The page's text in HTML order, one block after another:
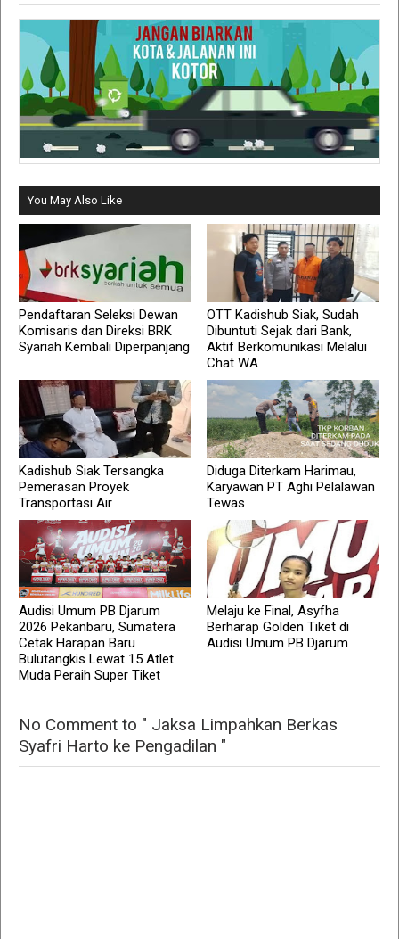
You May Also Like
Pendaftaran Seleksi Dewan
Komisaris dan Direksi BRK
Syariah Kembali Diperpanjang
OTT Kadishub Siak, Sudah
Dibuntuti Sejak dari Bank,
Aktif Berkomunikasi Melalui
Chat WA
Kadishub Siak Tersangka
Pemerasan Proyek
Transportasi Air
Diduga Diterkam Harimau,
Karyawan PT Aghi Pelalawan
Tewas
Audisi Umum PB Djarum
2026 Pekanbaru, Sumatera
Cetak Harapan Baru
Bulutangkis Lewat 15 Atlet
Muda Peraih Super Tiket
Melaju ke Final, Asyfha
Berharap Golden Tiket di
Audisi Umum PB Djarum
No Comment to " Jaksa Limpahkan Berkas
Syafri Harto ke Pengadilan "